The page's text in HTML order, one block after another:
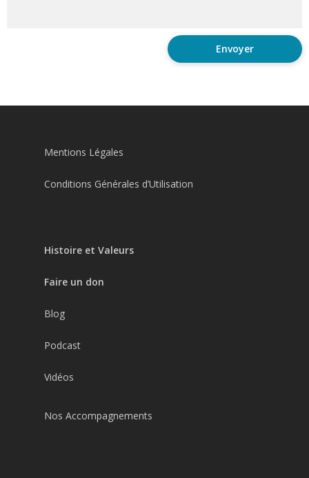
Mentions Légales
Conditions Générales d’Utilisation
Histoire et Valeurs
Faire un don
Blog
Podcast
Vidéos
Nos Accompagnements